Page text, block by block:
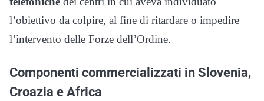
l’obiettivo da colpire, al fine di ritardare o impedire
l’intervento delle Forze dell’Ordine.
Componenti commercializzati in Slovenia,
Croazia e Africa